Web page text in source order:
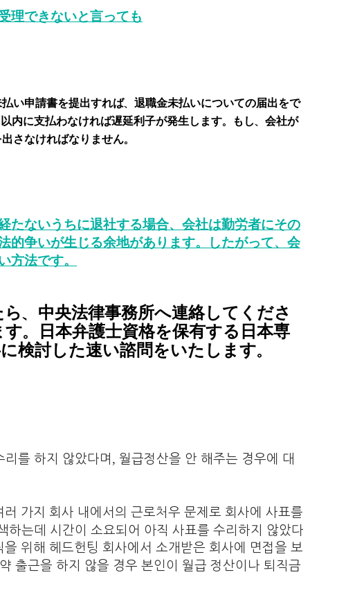
理できないと言っても
い申請書を提出すれば、退職金未払いについての届出をで
内に支払わなければ遅延利子が発生します。もし、会社が
さなければなりません。
たないうちに退社する場合、会社は勤労者にその
的争いが生じる余地があります。したがって、会
方法です。
、中央法律事務所へ連絡してくださ
。日本弁護士資格を保有する日本専
検討した速い諮問をいたします。
를 하지 않았다며 , 월급정산을 안 해주는 경우에 대
러 가지 회사 내에서의 근로처우 문제로 회사에 사표를
하는데 시간이 소요되어 아직 사표를 수리하지 않았다
위해 헤드헌팅 회사에서 소개받은 회사에 면접을 보
출근을 하지 않을 경우 본인이 월급 정산이나 퇴직금